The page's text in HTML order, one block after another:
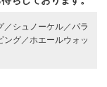
／ シュノーケル／パラ
ング／ホエールウォッ